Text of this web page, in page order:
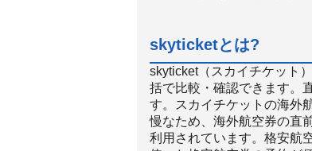
skyticketとは?
skyticket（スカイチケット
括で比較・確認できます。
す。スカイチケットの海外
慢なため、海外航空券の直
利用されています。格安航